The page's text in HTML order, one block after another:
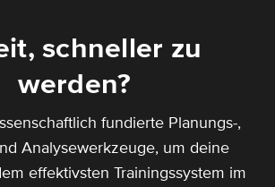
schneller zu
werden?
fundierte Planungs-,
Analysewerkzeuge, um deine
effektivsten Trainingssystem im